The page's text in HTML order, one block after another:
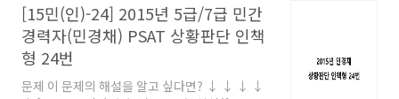
토요일과 일요일이 존재할 것이므로 8일이 추가
된다. 이를 달력으로 그려보면 다음과 같다. 7월
은 31일까지 있으므로 이를 제외한 3일이 더 필
요한데, 추가로 가능한 요일이 달력의 ①번 칸밖
에 없으므로 불가능하다. 그렇다면, 마지막 월요
[15민(인)-24] 2015년 5급/7급 민간
경력자(민경채) PSAT 상황판단 인책
형 24번
문제 이 문제의 해설을 알고 싶다면? ↓ ↓ ↓ ↓